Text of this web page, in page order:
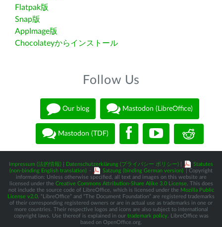
Flatpak版
Snap版
AppImage版
Chocolateyからインストール
Follow Us
Our blog Mastodon (LibreOffice)
Mastodon (TDF)
Impressum (法的情報) Datenschutzerklärung (プライバシー ポリシー)
Statutes
(non-binding English translation) - Satzung (binding German version)
| Copyright
information: Unless otherwise specified, all text and images on this website are
licensed under the Creative Commons Attribution-Share Alike 3.0 License. This does
not include the source code of LibreOffice, which is licensed under the Mozilla Public
License v2.0 . “LibreOffice” and “The Document Foundation” are registered trademarks
of their corresponding registered owners or are in actual use as trademarks in one or
more countries. Their respective logos and icons are also subject to international
copyright laws. Use thereof is explained in our trademark policy. LibreOffice was
based on OpenOffice.org.